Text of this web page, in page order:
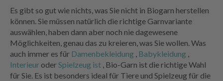
Es gibt so gut wie nichts, was Sie nicht in Biogarn herstellen
können. Sie müssen natürlich die richtige Garnvariante
auswählen, haben dann aber noch nie dagewesene
Möglichkeiten, genau das zu kreieren, was Sie wollen. Was
auch immer es für Damenbekleidung , Babykleidung ,
Interieur oderSpielzeug ist , Bio-Garn ist die richtige Wahl
für Sie. Es ist besonders ideal für Tiere und Spielzeug für die